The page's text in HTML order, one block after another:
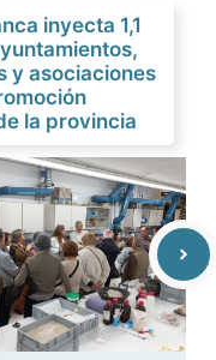
inyecta 1,1
y asociaciones
la provincia